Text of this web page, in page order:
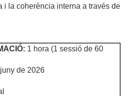
i la coherència interna a través de
1 hora (1 sessió de 60
de 2026